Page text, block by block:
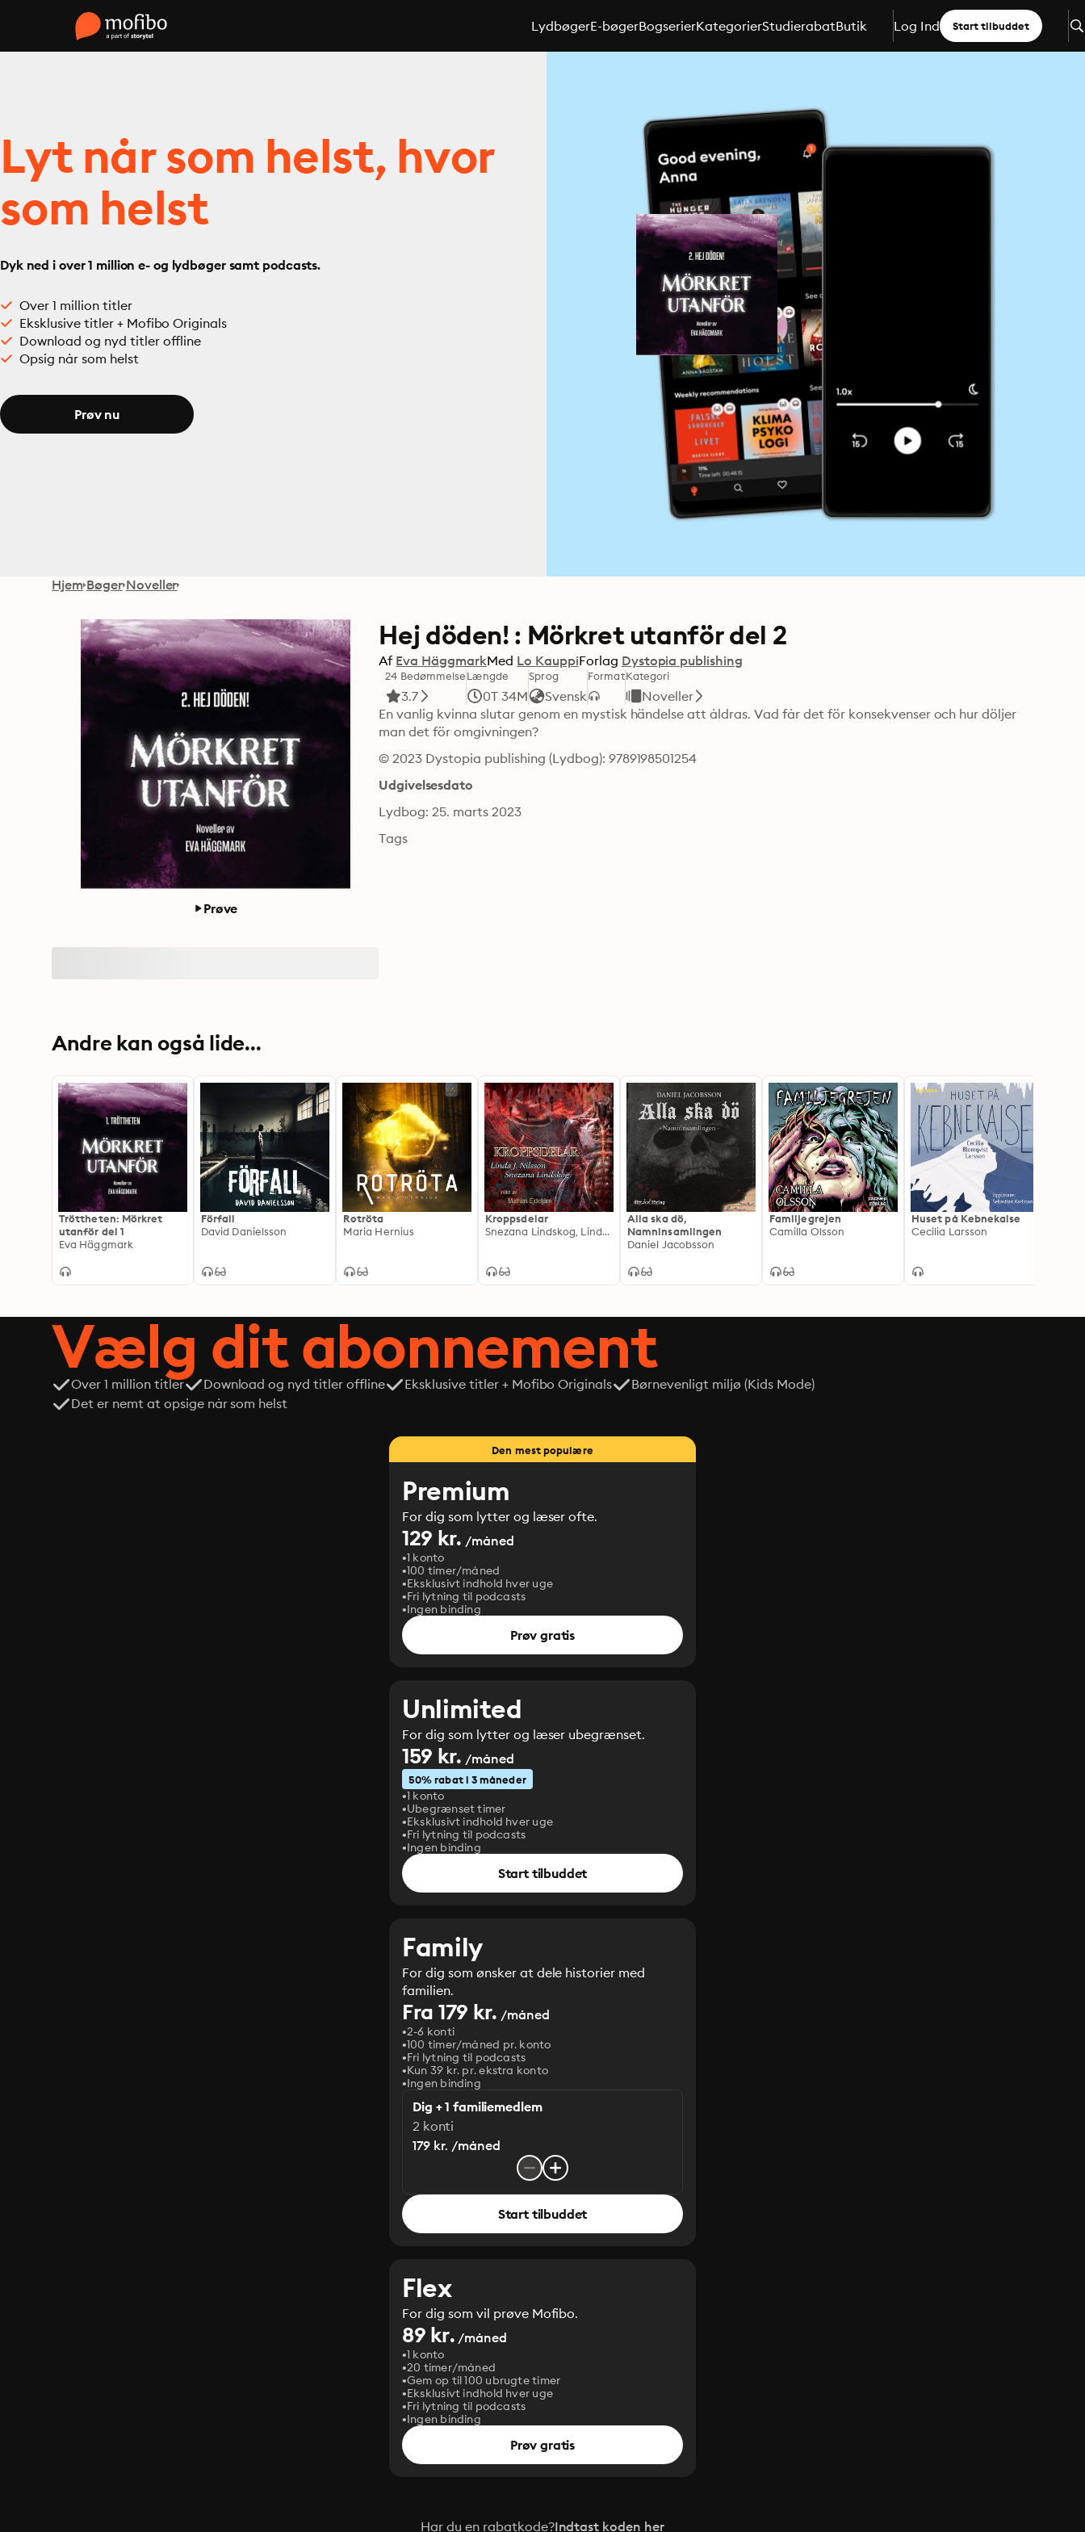
LydbøgerE-bøgerBogserierKategorierStudierabatButik Log Ind Start tilbuddet
Lyt når som helst, hvor
som helst
Dyk ned i over 1 million e- og lydbøger samt podcasts.
Over 1 million titler
Eksklusive titler + Mofibo Originals
Download og nyd titler offline
Opsig når som helst
Prøv nu
Hjem Bøger Noveller
Prøve
Hej döden! : Mörkret utanför del 2
Af Eva HäggmarkMed Lo KauppiForlag Dystopia publishing
24 Bedømmelse
3.7
Længde
0T 34M
Sprog
Svensk
FormatKategori
Noveller
En vanlig kvinna slutar genom en mystisk händelse att åldras. Vad får det för konsekvenser och hur döljer
man det för omgivningen?
© 2023 Dystopia publishing (Lydbog): 9789198501254
Udgivelsesdato
Lydbog: 25. marts 2023
Tags
Andre kan også lide...
Tröttheten: Mörkret
utanför del 1
Eva Häggmark
Förfall
David Danielsson
Rotröta
Maria Hernius
Kroppsdelar
Snezana Lindskog, Linda J. Nilsson
Alla ska dö,
Namninsamlingen
Daniel Jacobsson
Familjegrejen
Camilla Olsson
Huset på Kebnekaise
Cecilia Larsson
Vælg dit abonnement
Over 1 million titler Download og nyd titler offline Eksklusive titler + Mofibo Originals
Børnevenligt miljø (Kids Mode)
Det er nemt at opsige når som helst
Den mest populære
Premium
For dig som lytter og læser ofte.
129 kr. /måned
1 konto
100 timer/måned
Eksklusivt indhold hver uge
Fri lytning til podcasts
Ingen binding
Prøv gratis
Unlimited
For dig som lytter og læser ubegrænset.
159 kr. /måned
50% rabat i 3 måneder
1 konto
Ubegrænset timer
Eksklusivt indhold hver uge
Fri lytning til podcasts
Ingen binding
Start tilbuddet
Family
For dig som ønsker at dele historier med
familien.
Fra 179 kr. /måned
2-6 konti
100 timer/måned pr. konto
Fri lytning til podcasts
Kun 39 kr. pr. ekstra konto
Ingen binding
Dig + 1 familiemedlem
2 konti
179 kr. /måned
Start tilbuddet
Flex
For dig som vil prøve Mofibo.
89 kr. /måned
1 konto
20 timer/måned
Gem op til 100 ubrugte timer
Eksklusivt indhold hver uge
Fri lytning til podcasts
Ingen binding
Prøv gratis
Har du en rabatkode?Indtast koden her